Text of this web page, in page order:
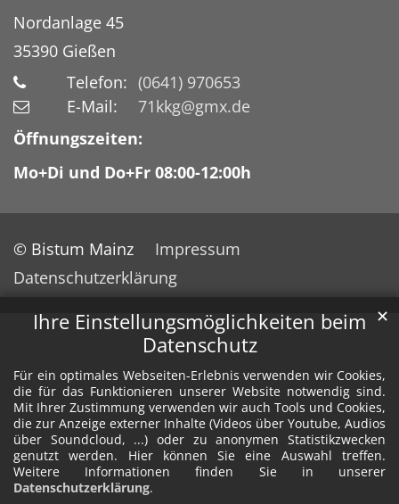
Ihre Einstellungsmöglichkeiten beim
Datenschutz
Für ein optimales Webseiten-Erlebnis verwenden wir Cookies,
die für das Funktionieren unserer Website notwendig sind.
Mit Ihrer Zustimmung verwenden wir auch Tools und Cookies,
die zur Anzeige externer Inhalte (Videos über Youtube, Audios
über Soundcloud, ...) oder zu anonymen Statistikzwecken
genutzt werden. Hier können Sie eine Auswahl treffen.
Weitere Informationen finden Sie in unserer
Datenschutzerklärung.
✕
Nordanlage 45
35390 Gießen
Telefon: (0641) 970653
E-Mail:
71kkg@gmx.de
Öffnungszeiten:
Mo+Di und Do+Fr 08:00-12:00h
© Bistum Mainz
Impressum
Datenschutzerklärung